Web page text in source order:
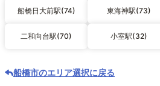
船橋日大前駅(74) 東海神駅(73)
二和向台駅(70) 小室駅(32)
船橋市のエリア選択に戻る